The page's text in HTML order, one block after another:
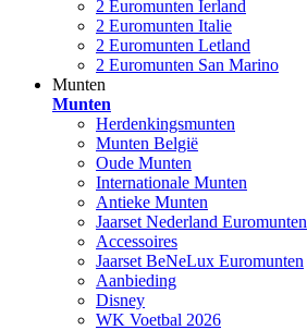
2 Euromunten Ierland
2 Euromunten Italie
2 Euromunten Letland
2 Euromunten San Marino
Munten
Munten
Herdenkingsmunten
Munten België
Oude Munten
Internationale Munten
Antieke Munten
Jaarset Nederland Euromunten
Accessoires
Jaarset BeNeLux Euromunten
Aanbieding
Disney
WK Voetbal 2026